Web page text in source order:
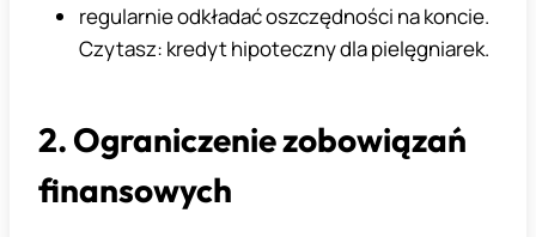
regularnie odkładać oszczędności na koncie.
Czytasz: kredyt hipoteczny dla pielęgniarek.
2. Ograniczenie zobowiązań
finansowych